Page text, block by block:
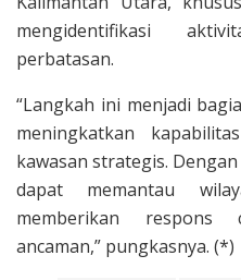
mengidentifikasi
perbatasan.
“Langkah ini menjadi
meningkatkan
kawasan strategis.
dapat memantau
memberikan respons
ancaman,” pungkasnya. (*)